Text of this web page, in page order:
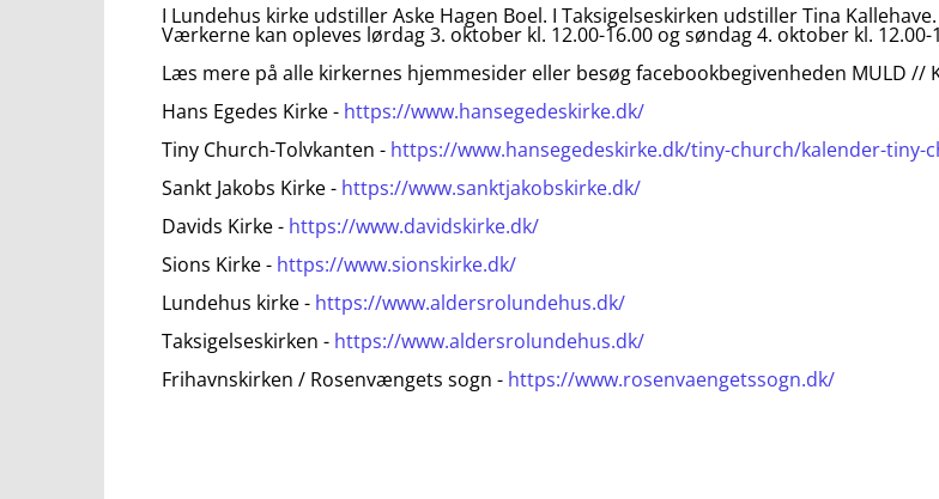
I Lundehus kirke udstiller Aske Hagen Boel. I Taksigelseskirken udstiller Tina Kallehave.
Værkerne kan opleves lørdag 3. oktober kl. 12.00-16.00 og søndag 4. oktober kl. 12.00-
Læs mere på alle kirkernes hjemmesider eller besøg facebookbegivenheden MULD //
Hans Egedes Kirke - https://www.hansegedeskirke.dk/
Tiny Church-Tolvkanten - https://www.hansegedeskirke.dk/tiny-church/kalender-tiny-
Sankt Jakobs Kirke - https://www.sanktjakobskirke.dk/
Davids Kirke - https://www.davidskirke.dk/
Sions Kirke - https://www.sionskirke.dk/
Lundehus kirke - https://www.aldersrolundehus.dk/
Taksigelseskirken - https://www.aldersrolundehus.dk/
Frihavnskirken / Rosenvængets sogn - https://www.rosenvaengetssogn.dk/